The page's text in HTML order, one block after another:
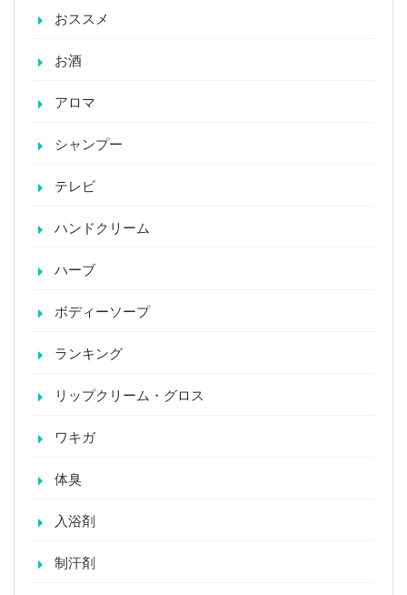
おススメ
お酒
アロマ
シャンプー
テレビ
ハンドクリーム
ハーブ
ボディーソープ
ランキング
リップクリーム・グロス
ワキガ
体臭
入浴剤
制汗剤